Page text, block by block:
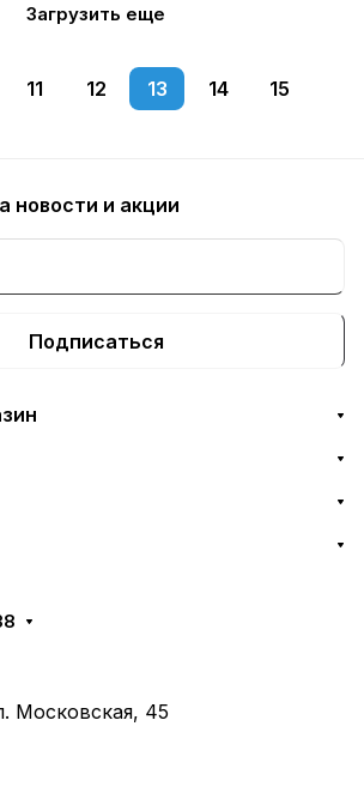
Загрузить еще
11 12 13 14 15
новости и акции
Подписаться
Московская, 45